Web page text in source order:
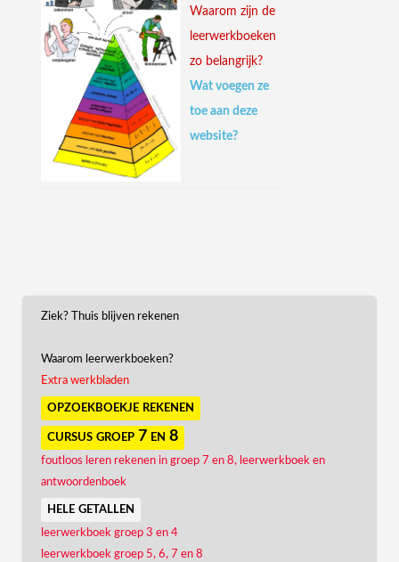
Waarom zijn de
leerwerkboeken
zo belangrijk?
Wat voegen ze
toe aan deze
website?
Ziek? Thuis blijven rekenen
Waarom leerwerkboeken?
Extra werkbladen
opzoekboekje rekenen
cursus groep 7 en 8
foutloos leren rekenen in groep 7 en 8, leerwerkboek en
antwoordenboek
hele getallen
leerwerkboek groep 3 en 4
leerwerkboek groep 5, 6, 7 en 8